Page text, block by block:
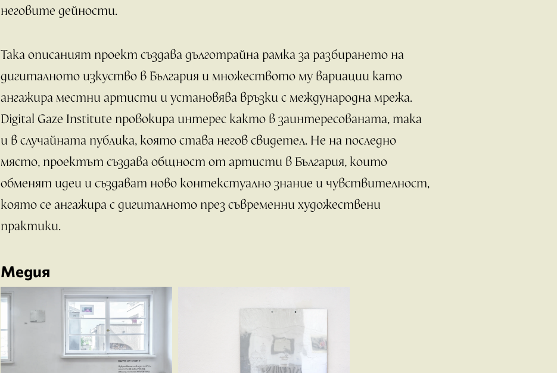
неговите дейности.
Така описаният проект създава дълготрайна рамка за разбирането на
дигиталното изкуство в България и множеството му вариации като
ангажира местни артисти и установява връзки с международна мрежа.
Digital Gaze Institute провокира интерес както в заинтересованата, така
и в случайната публика, която става негов свидетел. Не на последно
място, проектът създава общност от артисти в България, които
обменят идеи и създават ново контекстуално знание и чувствителност,
която се ангажира с дигиталното през съвременни художествени
практики.
Медия